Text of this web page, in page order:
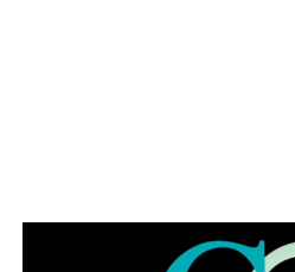
Também é preciso, nesse caso,